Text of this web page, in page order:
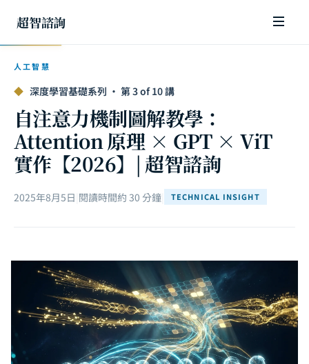
超智諮詢
人工智慧
◆ 深度學習基礎系列 · 第 3 of 10 講
自注意力機制圖解教學：
Attention 原理 × GPT × ViT
實作【2026】| 超智諮詢
2025年8月5日 閱讀時間約 30 分鐘 TECHNICAL INSIGHT